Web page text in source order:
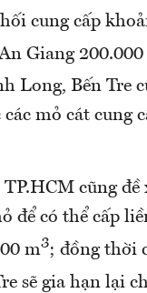
cung cấp
Giang
Long, Bến Tre
mỏ cát cung
cũng
để có thể cấp
m3; đồng thời
sẽ gia hạn lại